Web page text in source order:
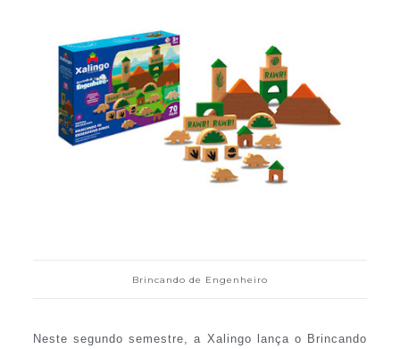
Brincando de Engenheiro
Neste segundo semestre, a Xalingo lança o Brincando